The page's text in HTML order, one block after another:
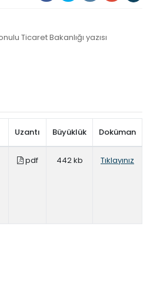
Ticaret Bakanlığı yazısı
Uzantı Büyüklük Doküman
pdf 442 kb Tıklayınız